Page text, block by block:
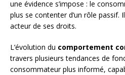
une évidence s’impose : le
plus se contenter d’un rôle passif.
acteur de ses droits.
L’évolution du comportement
travers plusieurs tendances de
consommateur plus informé,